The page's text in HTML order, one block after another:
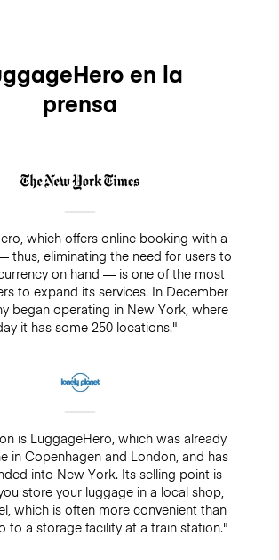
en la
prensa
which offers online booking with a
thus, eliminating the need for users to
on hand — is one of the most
to expand its services. In December
began operating in New York, where
it has some 250 locations."
is LuggageHero, which was already
in Copenhagen and London, and has
into New York. Its selling point is
store your luggage in a local shop,
which is often more convenient than
to a storage facility at a train station."